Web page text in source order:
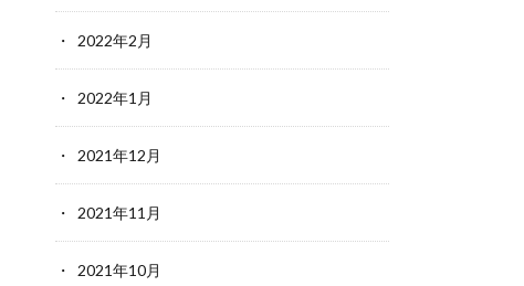
2022年2月
2022年1月
2021年12月
2021年11月
2021年10月